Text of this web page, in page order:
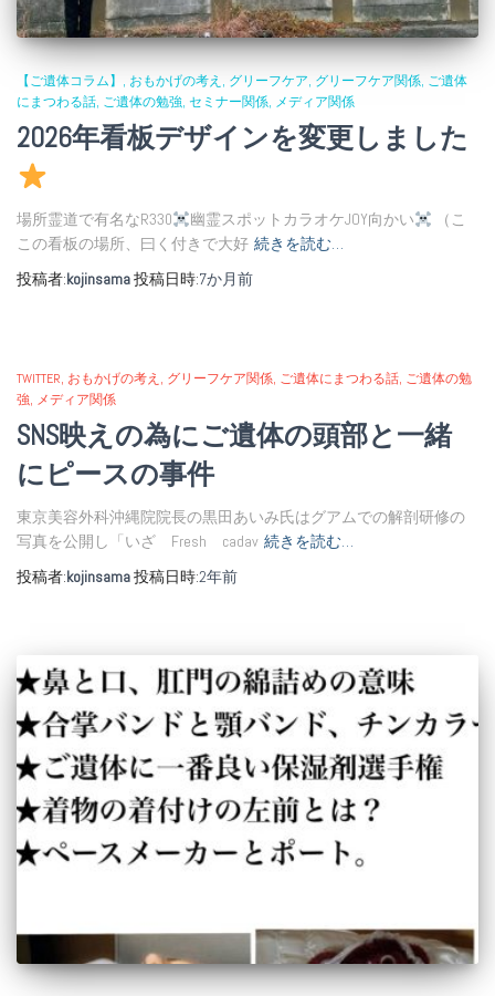
【ご遺体コラム】 おもかげの考え グリーフケア グリーフケア関係 ご遺体
にまつわる話 ご遺体の勉強 セミナー関係 メディア関係
2026年看板デザインを変更しました
場所霊道で有名なR330 幽霊スポットカラオケJOY向かい
（こ
この看板の場所、曰く付きで大好 続きを読む…
投稿者:kojinsama投稿日時:7か月前
TWITTER おもかげの考え グリーフケア関係 ご遺体にまつわる話 ご遺体の勉
強 メディア関係
SNS映えの為にご遺体の頭部と一緒
にピースの事件
東京美容外科沖縄院院長の黒田あいみ氏はグアムでの解剖研修の
写真を公開し「いざ Fresh cadav 続きを読む…
投稿者:kojinsama投稿日時:2年前